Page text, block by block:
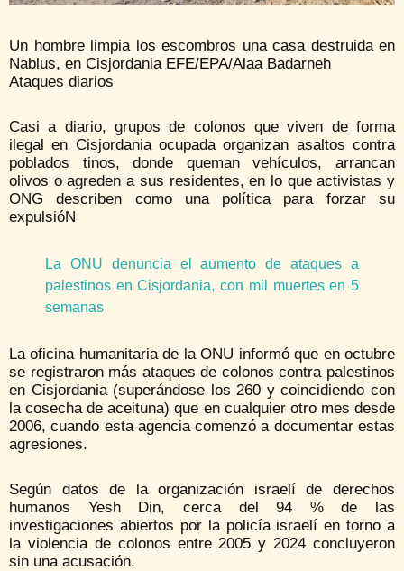
Un hombre limpia los escombros una casa destruida en
Nablus, en Cisjordania EFE/EPA/Alaa Badarneh
Ataques diarios
Casi a diario, grupos de colonos que viven de forma
ilegal en Cisjordania ocupada organizan asaltos contra
poblados tinos, donde queman vehículos, arrancan
olivos o agreden a sus residentes, en lo que activistas y
ONG describen como una política para forzar su
expulsióN
La ONU denuncia el aumento de ataques a
palestinos en Cisjordania, con mil muertes en 5
semanas
La oficina humanitaria de la ONU informó que en octubre
se registraron más ataques de colonos contra palestinos
en Cisjordania (superándose los 260 y coincidiendo con
la cosecha de aceituna) que en cualquier otro mes desde
2006, cuando esta agencia comenzó a documentar estas
agresiones.
Según datos de la organización israelí de derechos
humanos Yesh Din, cerca del 94 % de las
investigaciones abiertos por la policía israelí en torno a
la violencia de colonos entre 2005 y 2024 concluyeron
sin una acusación.